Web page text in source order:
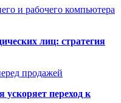
и рабочего компьютера
лиц: стратегия
продажей
переход к